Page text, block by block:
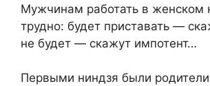
Мужчинам работать в женском
трудно: будет приставать —
не будет — скажут импотент…
Первыми ниндзя были